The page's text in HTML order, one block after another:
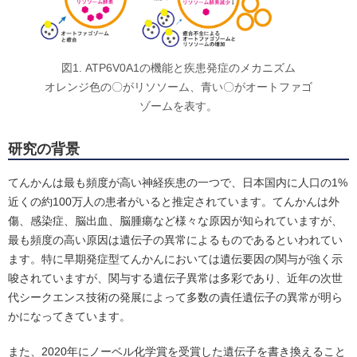
図1. ATP6V0A1の機能と疾患発症のメカニズム
オレンジ色の〇がリソソーム、青い〇がオートファゴ
ゾームを表す。
研究の背景
てんかんは最も頻度が高い神経疾患の一つで、日本国内に人口の1%
近くの約100万人の患者がいると推定されています。てんかんは外
傷、感染症、脳出血、脳腫瘍など様々な原因が知られていますが、
最も頻度の高い原因は遺伝子の異常によるものであるといわれてい
ます。特に早期発症型てんかんにおいては遺伝要因の関与が強く示
唆されていますが、関与する遺伝子異常は多彩であり、近年の次世
代シークエンス技術の発展によって多数の責任遺伝子の異常が明ら
かになってきています。
また、2020年にノーベル化学賞を受賞した遺伝子を書き換えること